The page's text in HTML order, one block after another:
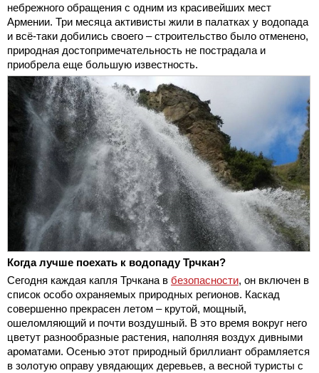
небрежного обращения с одним из красивейших мест
Армении. Три месяца активисты жили в палатках у водопада
и всё-таки добились своего – строительство было отменено,
природная достопримечательность не пострадала и
приобрела еще большую известность.
Когда лучше поехать к водопаду Трчкан?
Сегодня каждая капля Трчкана в безопасности, он включен в
список особо охраняемых природных регионов. Каскад
совершенно прекрасен летом – крутой, мощный,
ошеломляющий и почти воздушный. В это время вокруг него
цветут разнообразные растения, наполняя воздух дивными
ароматами. Осенью этот природный бриллиант обрамляется
в золотую оправу увядающих деревьев, а весной туристы с